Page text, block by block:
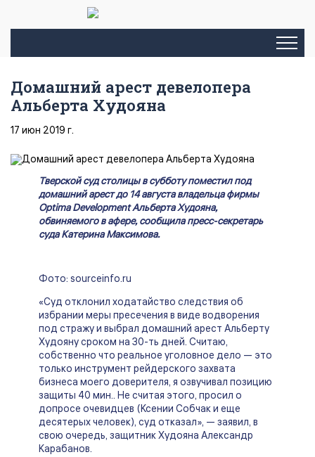
Домашний арест девелопера
Альберта Худояна
17 июн 2019 г.
Тверской суд столицы в субботу поместил под
домашний арест до 14 августа владельца фирмы
Optima Development Альберта Худояна,
обвиняемого в афере, сообщила пресс-секретарь
суда Катерина Максимова.
Фото: sourceinfo.ru
«Суд отклонил ходатайство следствия об
избрании меры пресечения в виде водворения
под стражу и выбрал домашний арест Альберту
Худояну сроком на 30-ть дней. Считаю,
собственно что реальное уголовное дело — это
только инструмент рейдерского захвата
бизнеса моего доверителя, я озвучивал позицию
защиты 40 мин.. Не считая этого, просил о
допросе очевидцев (Ксении Собчак и еще
десятерых человек), суд отказал», — заявил, в
свою очередь, защитник Худояна Александр
Карабанов.